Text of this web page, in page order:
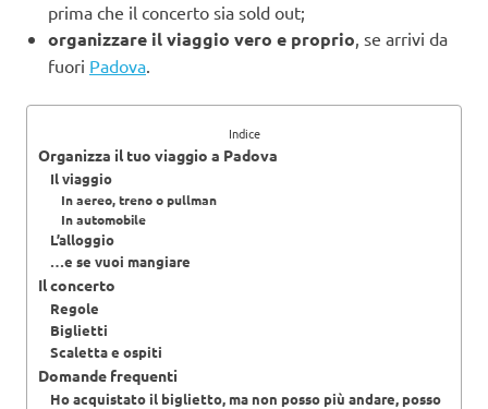
prima che il concerto sia sold out;
organizzare il viaggio vero e proprio , se arrivi da
fuori Padova
Indice
Organizza il tuo viaggio a Padova
Il viaggio
In aereo, treno o pullman
In automobile
L’alloggio
…e se vuoi mangiare
Il concerto
Regole
Biglietti
Scaletta e ospiti
Domande frequenti
Ho acquistato il biglietto, ma non posso più andare, posso